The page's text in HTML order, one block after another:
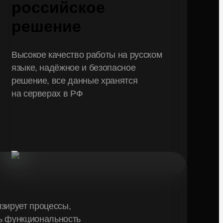
Высокое качество работы на русском
языке, надёжное и безопасное
решение, все данные хранятся
на серверах в РФ
процессы,
функциональность